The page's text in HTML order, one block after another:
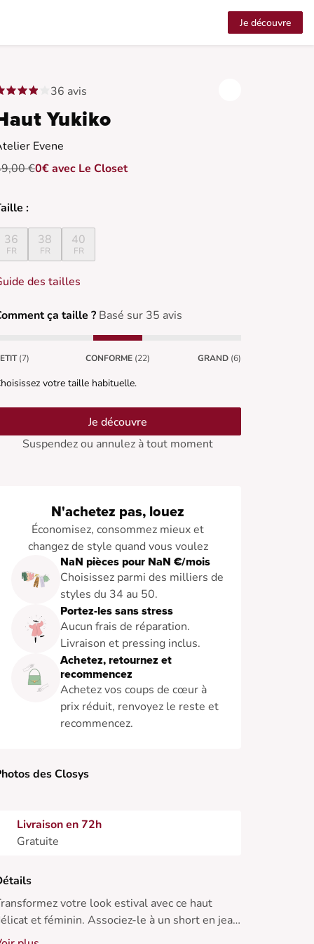
Je découvre
36 avis
Yukiko
Evene
€0€ avec Le Closet
:
36
FR
38
FR
40
FR
des tailles
ça taille ? Basé sur 35 avis
(7) CONFORME (22) GRAND (6)
votre taille habituelle.
Je découvre
Suspendez ou annulez à tout moment
N'achetez pas, louez
Économisez, consommez mieux et
changez de style quand vous voulez
NaN pièces pour NaN €/mois
Choisissez parmi des milliers de
styles du 34 au 50.
Portez-les sans stress
Aucun frais de réparation.
Livraison et pressing inclus.
Achetez, retournez et
recommencez
Achetez vos coups de cœur à
prix réduit, renvoyez le reste et
recommencez.
des Closys
Livraison en 72h
Gratuite
votre look estival avec ce haut
et féminin. Associez-le à un short en jean
une allure décontractée ou à une jupe